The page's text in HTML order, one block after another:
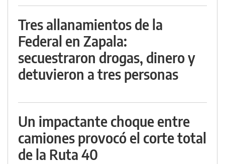
Tres allanamientos de la
Federal en Zapala:
secuestraron drogas, dinero y
detuvieron a tres personas
Un impactante choque entre
camiones provocó el corte total
de la Ruta 40